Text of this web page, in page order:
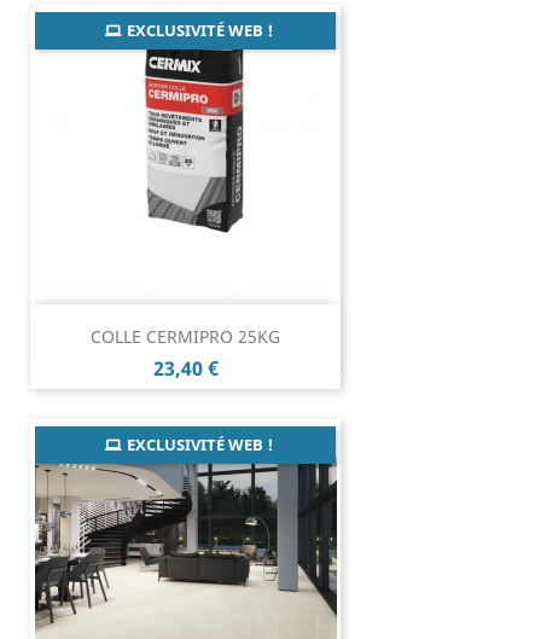
COLLE CERMIPRO 25KG
Prix
23,40 €
EXCLUSIVITÉ WEB !
EXCLUSIVITÉ WEB !